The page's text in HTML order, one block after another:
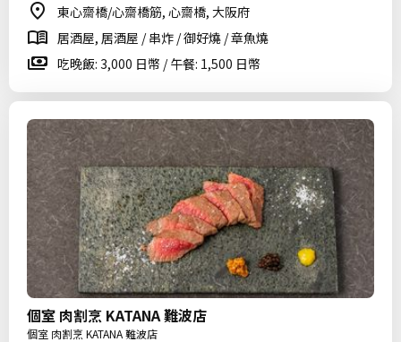
東心齋橋/心齋橋筋, 心齋橋, 大阪府
居酒屋, 居酒屋 / 串炸 / 御好燒 / 章魚燒
吃晚飯: 3,000 日幣 / 午餐: 1,500 日幣
個室 肉割烹 KATANA 難波店
個室 肉割烹 KATANA 難波店